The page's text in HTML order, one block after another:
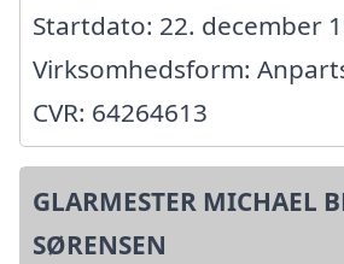
Startdato: 22. december
Virksomhedsform:
CVR: 64264613
GLARMESTER MICHAEL
SØRENSEN